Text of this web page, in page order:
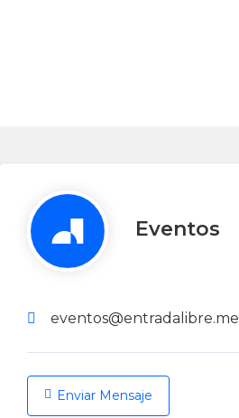
Eventos
eventos@entradalibre.me
Enviar Mensaje